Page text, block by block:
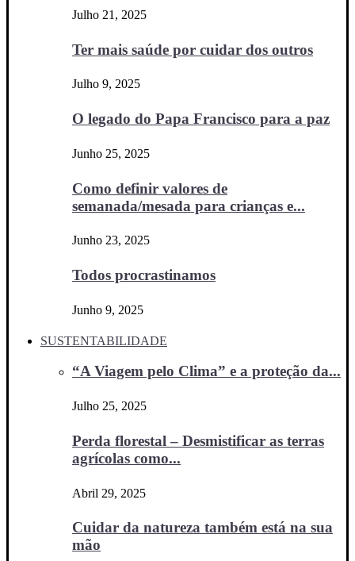
Julho 21, 2025
Ter mais saúde por cuidar dos outros
Julho 9, 2025
O legado do Papa Francisco para a paz
Junho 25, 2025
Como definir valores de
semanada/mesada para crianças e...
Junho 23, 2025
Todos procrastinamos
Junho 9, 2025
SUSTENTABILIDADE
“A Viagem pelo Clima” e a proteção da...
Julho 25, 2025
Perda florestal – Desmistificar as terras
agrícolas como...
Abril 29, 2025
Cuidar da natureza também está na sua
mão